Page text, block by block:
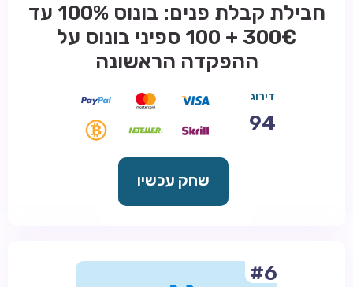
חבילת קבלת פנים: בונוס 100% עד
300€ + 100 ספיני בונוס על
ההפקדה הראשונה
דירוג
94
שחק עכשיו
#6